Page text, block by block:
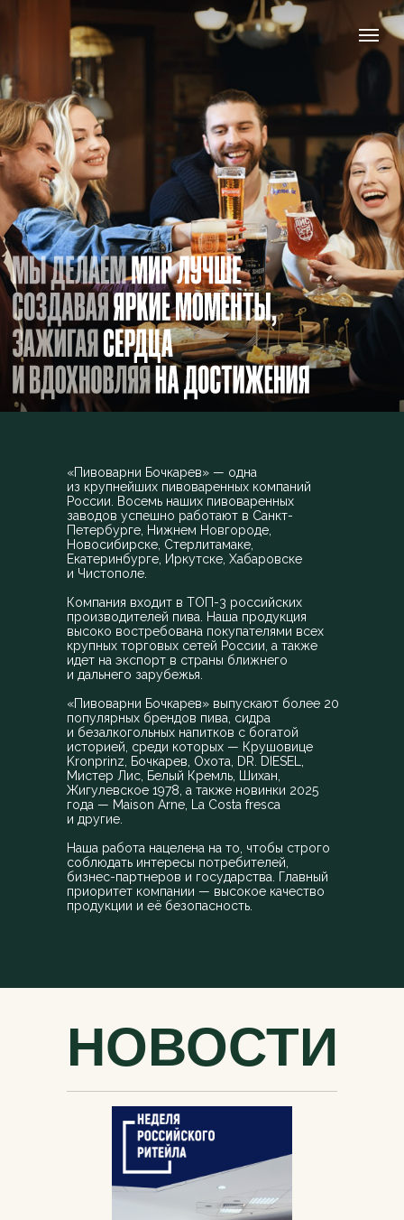
«Пивоварни Бочкарев» — одна
из крупнейших пивоваренных компаний
России. Восемь наших пивоваренных
заводов успешно работают в Санкт-
Петербурге, Нижнем Новгороде,
Новосибирске, Стерлитамаке,
Екатеринбурге, Иркутске, Хабаровске
и Чистополе.
Компания входит в ТОП-3 российских
производителей пива. Наша продукция
высоко востребована покупателями всех
крупных торговых сетей России, а также
идет на экспорт в страны ближнего
и дальнего зарубежья.
«Пивоварни Бочкарев» выпускают более 20
популярных брендов пива, сидра
и безалкогольных напитков с богатой
историей, среди которых — Крушовице
Kronprinz, Бочкарев, Охота, DR. DIESEL,
Мистер Лис, Белый Кремль, Шихан,
Жигулевское 1978, а также новинки 2025
года — Maison Arne, La Costa fresca
и другие.
Наша работа нацелена на то, чтобы строго
соблюдать интересы потребителей,
бизнес-партнеров и государства. Главный
приоритет компании — высокое качество
продукции и её безопасность.
НОВОСТИ